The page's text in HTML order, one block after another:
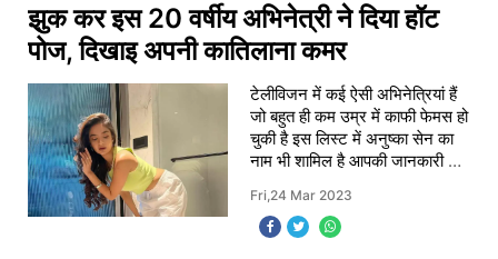
झुक कर इस 20 वर्षीय अभिनेत्री ने दिया हॉट
पोज, दिखाइ अपनी कातिलाना कमर
टेलीविजन में कई ऐसी अभिनेत्रियां हैं
जो बहुत ही कम उम्र में काफी फेमस हो
चुकी है इस लिस्ट में अनुष्का सेन का
नाम भी शामिल है आपकी जानकारी के
टेलीविजन शो में काम करके
Fri,24 Mar 2023